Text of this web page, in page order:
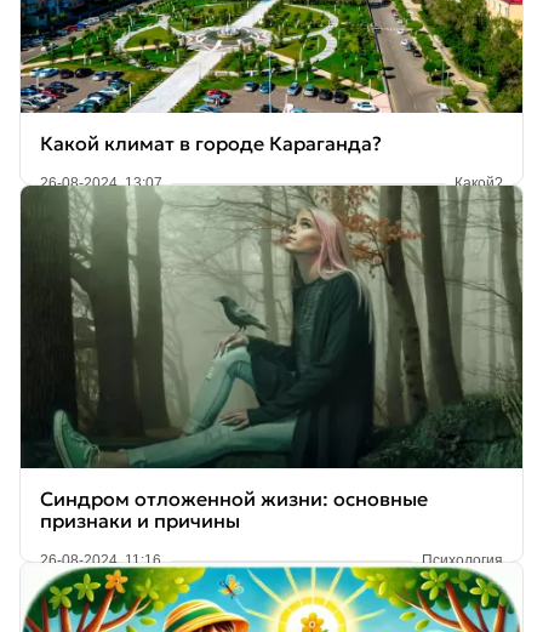
Какой климат в городе Караганда?
26-08-2024, 13:07 Какой?
Синдром отложенной жизни: основные
признаки и причины
26-08-2024, 11:16 Психология